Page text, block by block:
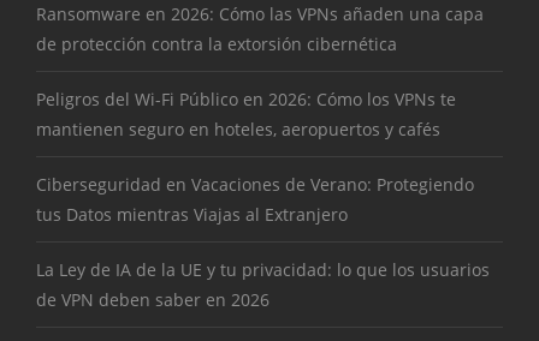
Ransomware en 2026: Cómo las VPNs añaden una capa
de protección contra la extorsión cibernética
Peligros del Wi-Fi Público en 2026: Cómo los VPNs te
mantienen seguro en hoteles, aeropuertos y cafés
Ciberseguridad en Vacaciones de Verano: Protegiendo
tus Datos mientras Viajas al Extranjero
La Ley de IA de la UE y tu privacidad: lo que los usuarios
de VPN deben saber en 2026